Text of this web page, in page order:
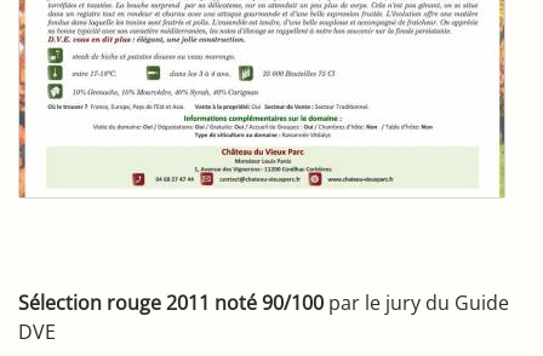
Sélection rouge 2011 noté 90/100 par le jury du Guide
DVE